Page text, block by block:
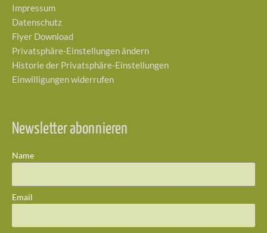
Impressum
Datenschutz
Flyer Download
Privatsphäre-Einstellungen ändern
Historie der Privatsphäre-Einstellungen
Einwilligungen widerrufen
Newsletter abonnieren
Name
Email